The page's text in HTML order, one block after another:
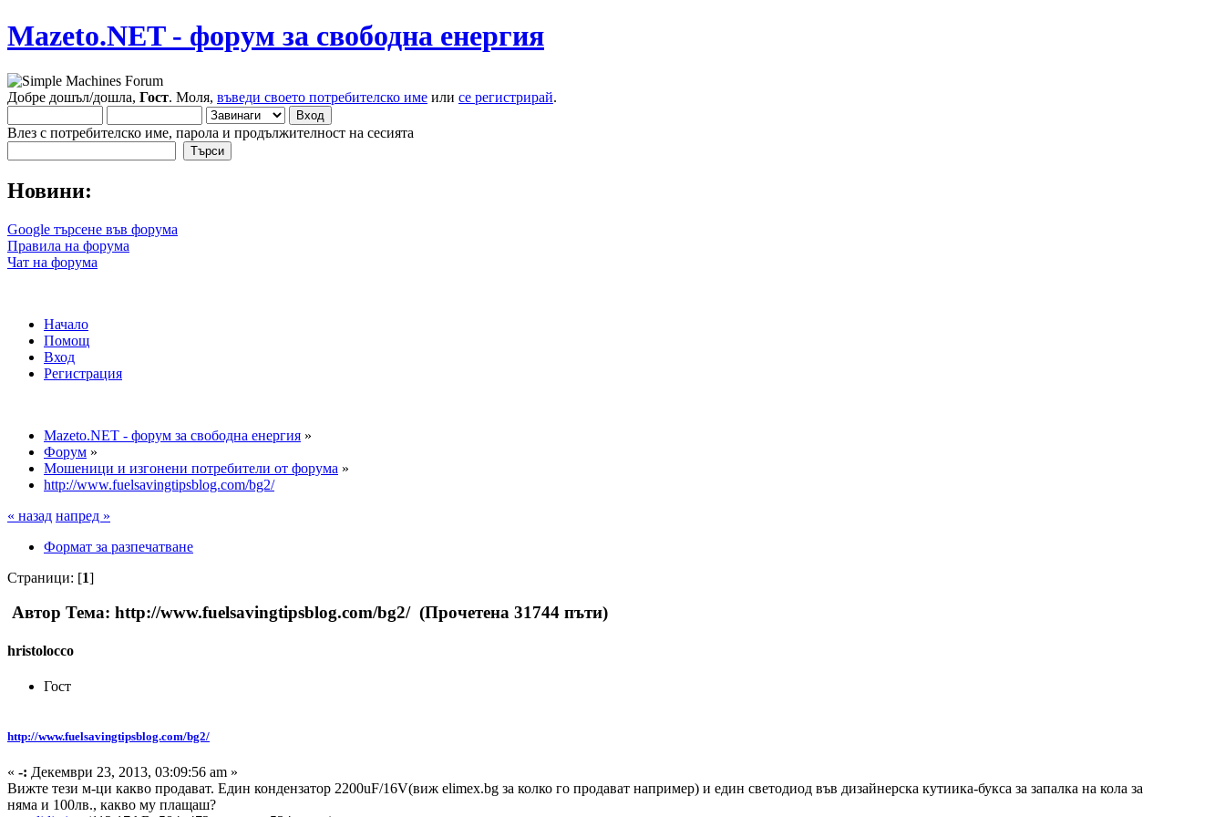
Mazeto.NET - форум за свободна енергия
Добре дошъл/дошла, Гост. Моля, въведи своето потребителско име или се регистрирай.
Влез с потребителско име, парола и продължителност на сесията
Новини:
Google търсене във форума
Правила на форума
Чат на форума
Начало
Помощ
Вход
Регистрация
Mazeto.NET - форум за свободна енергия »
Форум »
Мошеници и изгонени потребители от форума »
http://www.fuelsavingtipsblog.com/bg2/
« назад напред »
Формат за разпечатване
Страници: [1]
Автор Тема: http://www.fuelsavingtipsblog.com/bg2/ (Прочетена 31744 пъти)
hristolocco
Гост
http://www.fuelsavingtipsblog.com/bg2/
« -: Декември 23, 2013, 03:09:56 am »
Вижте тези м-ци какво продават. Един кондензатор 2200uF/16V(виж elimex.bg за колко го продават например) и един светодиод във дизайнерска кутиика-букса за запалка на кола за
няма и 100лв., какво му плащаш?